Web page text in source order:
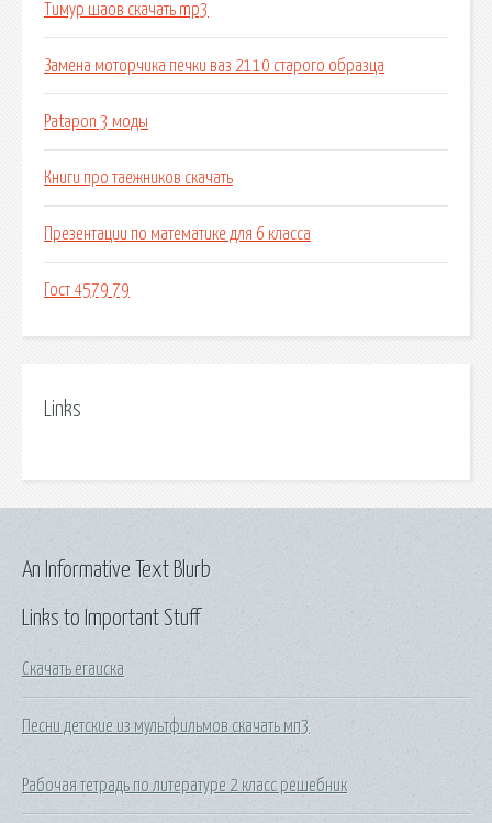
Тимур шаов скачать mp3
Замена моторчика печки ваз 2110 старого образца
Patapon 3 моды
Книги про таежников скачать
Презентации по математике для 6 класса
Гост 4579 79
Links
Links to Important Stuff
Скачать егаиска
Песни детские из мультфильмов скачать мп3
Рабочая тетрадь по литературе 2 класс решебник
An Informative Text Blurb